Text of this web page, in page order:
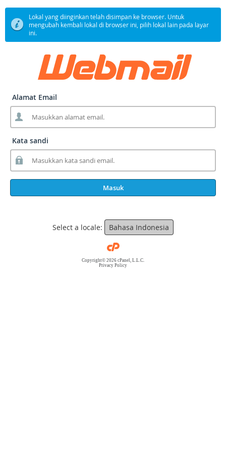
Lokal yang diinginkan telah disimpan ke browser. Untuk
mengubah kembali lokal di browser ini, pilih lokal lain pada layar
ini.
Alamat Email
Kata sandi
Masuk
Select a locale: Bahasa Indonesia
Copyright© 2026 cPanel, L.L.C.
Privacy Policy